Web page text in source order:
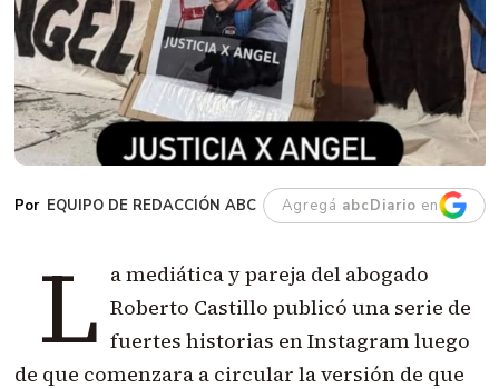
EQUIPO DE REDACCIÓN ABC Agregá abcDiario en
L a mediática y pareja del abogado
Roberto Castillo publicó una serie de
fuertes historias en Instagram luego
de que comenzara a circular la versión de que